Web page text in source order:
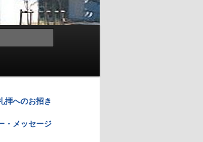
へのお招き
・メッセージ